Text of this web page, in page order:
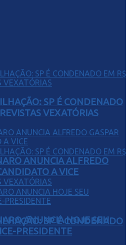
SP É CONDENADO
SP É CONDENADO
VEXATÓRIAS
ANUNCIA ALFREDO
A VICE
ANUNCIA HOJE SEU
PRESIDENTE